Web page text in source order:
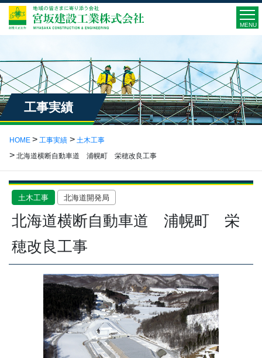
MENU
工事実績
HOME 工事実績
土木工事
北海道横断自動車道 浦幌町 栄穂改良工事
土木工事 北海道開発局
北海道横断自動車道 浦幌町 栄
穂改良工事